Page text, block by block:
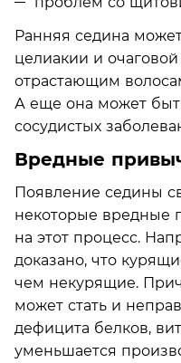
Ранняя седина
целиакии и
отрастающим
А еще она может
сосудистых
Вредные
Появление седины
некоторые вредные
на этот процесс.
доказано, что
чем некурящие.
может стать и
дефицита белков,
уменьшается